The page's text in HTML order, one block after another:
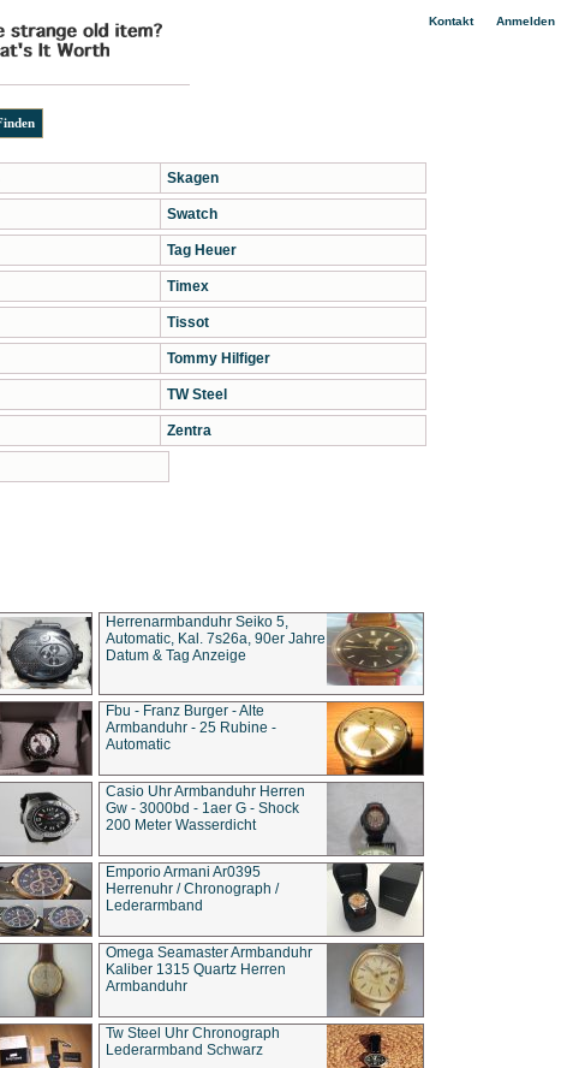
Kontakt| Anmelden
Skagen
Swatch
Tag Heuer
Timex
Tissot
Tommy Hilfiger
TW Steel
Zentra
Herrenarmbanduhr Seiko 5,
Automatic, Kal. 7s26a, 90er Jahre
Datum & Tag Anzeige
Fbu - Franz Burger - Alte
Armbanduhr - 25 Rubine -
Automatic
Casio Uhr Armbanduhr Herren
Gw - 3000bd - 1aer G - Shock
200 Meter Wasserdicht
Emporio Armani Ar0395
Herrenuhr / Chronograph /
Lederarmband
Omega Seamaster Armbanduhr
Kaliber 1315 Quartz Herren
Armbanduhr
Tw Steel Uhr Chronograph
Lederarmband Schwarz